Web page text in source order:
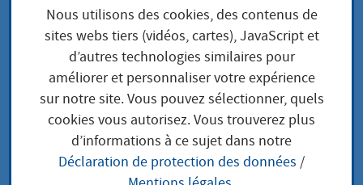
Rindfleischetikettierung
Rindfleischetikettieru
ng
Nous utilisons des cookies, des contenus de
sites webs tiers (vidéos, cartes), JavaScript et
d’autres technologies similaires pour
améliorer et personnaliser votre expérience
sur notre site. Vous pouvez sélectionner, quels
cookies vous autorisez. Vous trouverez plus
d’informations à ce sujet dans notre
Déclaration de protection des données /